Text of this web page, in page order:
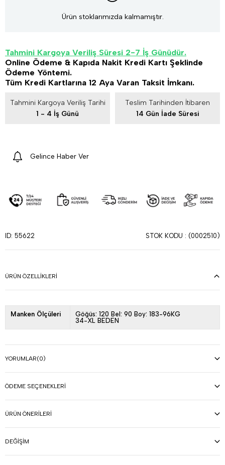
Ürün stoklarımızda kalmamıştır.
Tahmini Kargoya Veriliş Süresi 2-7 İş Günüdür.
Online Ödeme & Kapıda Nakit Kredi Kartı Şeklinde
Ödeme Yöntemi.
Tüm Kredi Kartlarına 12 Aya Varan Taksit İmkanı.
Tahmini Kargoya Veriliş Tarihi
1 - 4 İş Günü
Teslim Tarihinden İtibaren
14 Gün İade Süresi
Gelince Haber Ver
ID: 55622 STOK KODU (0002510)
ÜRÜN ÖZELLIKLERI
Manken Ölçüleri
Göğüs: 120 Bel: 90 Boy: 183-96KG
34-XL BEDEN
YORUMLAR(0)
ÖDEME SEÇENEKLERI
ÜRÜN ÖNERILERI
DEĞIŞIM